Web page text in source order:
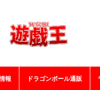
報 ドラゴンボール通販